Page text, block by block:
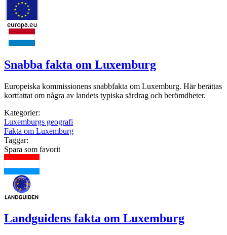
Snabba fakta om Luxemburg
Europeiska kommissionens snabbfakta om Luxemburg. Här berättas
kortfattat om några av landets typiska särdrag och berömdheter.
Kategorier:
Luxemburgs geografi
Fakta om Luxemburg
Taggar:
Spara som favorit
Landguidens fakta om Luxemburg